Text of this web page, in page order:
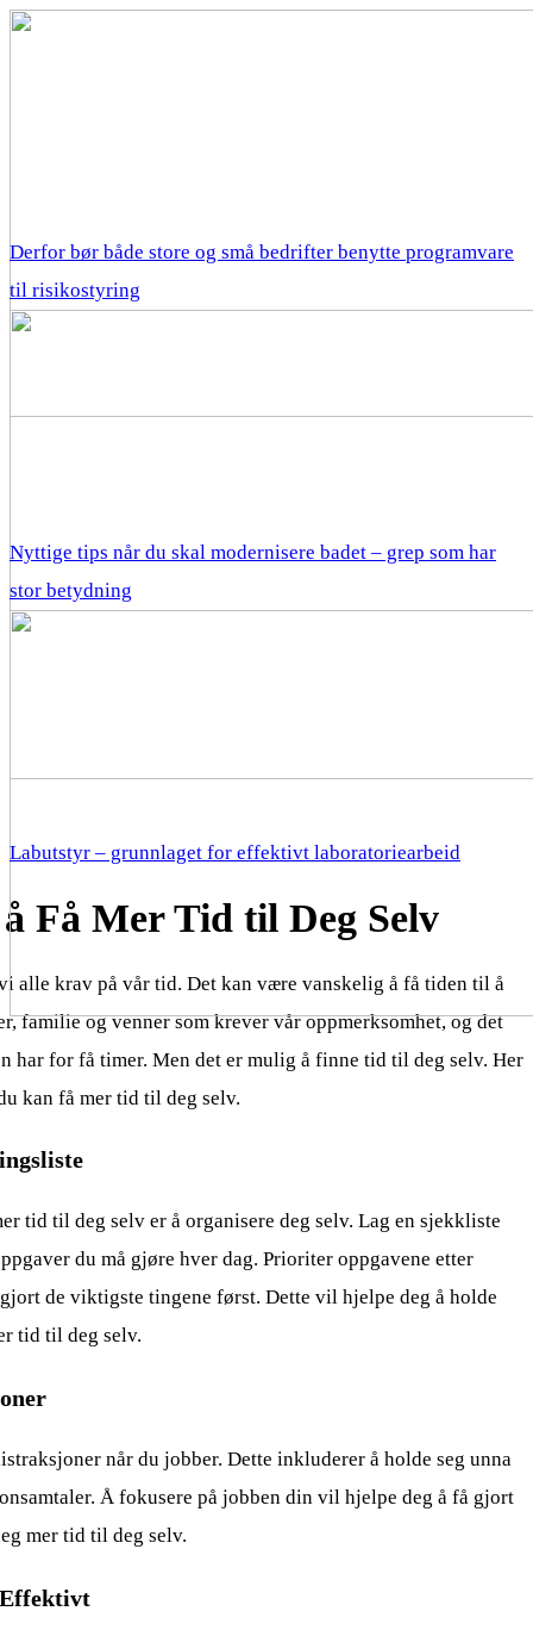
Derfor bør både store og små bedrifter benytte programvare
til risikostyring
Nyttige tips når du skal modernisere badet – grep som har
stor betydning
Labutstyr – grunnlaget for effektivt laboratoriearbeid
Få Mer Tid til Deg Selv
alle krav på vår tid. Det kan være vanskelig å få tiden til å
familie og venner som krever vår oppmerksomhet, og det
har for få timer. Men det er mulig å finne tid til deg selv. Her
kan få mer tid til deg selv.
tid til deg selv er å organisere deg selv. Lag en sjekkliste
du må gjøre hver dag. Prioriter oppgavene etter
de viktigste tingene først. Dette vil hjelpe deg å holde
tid til deg selv.
når du jobber. Dette inkluderer å holde seg unna
Å fokusere på jobben din vil hjelpe deg å få gjort
mer tid til deg selv.